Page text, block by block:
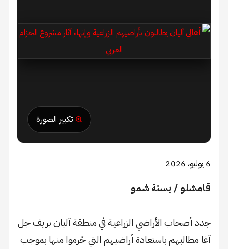
تكبير الصورة
6 يوليو، 2026
قامشلو / بسنة شمو
جدد أصحاب الأراضي الزراعية في منطقة آليان بريف جل
آغا مطالبهم باستعادة أراضيهم التي حُرموا منها بموجب